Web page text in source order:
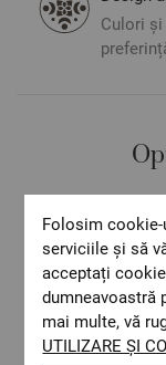
Culori
Folosim
serviciile și să
acceptați
dumneavoastră
mai multe, vă
UTILIZARE ȘI